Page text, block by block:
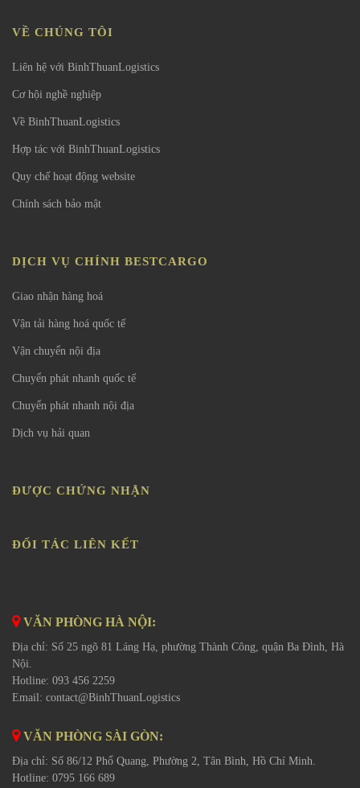
VỀ CHÚNG TÔI
Liên hệ với BinhThuanLogistics
Cơ hội nghề nghiệp
Về BinhThuanLogistics
Hợp tác với BinhThuanLogistics
Quy chế hoạt động website
Chính sách bảo mật
DỊCH VỤ CHÍNH BESTCARGO
Giao nhận hàng hoá
Vận tải hàng hoá quốc tế
Vận chuyển nội địa
Chuyển phát nhanh quốc tế
Chuyển phát nhanh nội địa
Dịch vụ hải quan
ĐƯỢC CHỨNG NHẬN
ĐỐI TÁC LIÊN KẾT
VĂN PHÒNG HÀ NỘI:
Địa chỉ: Số 25 ngõ 81 Láng Hạ, phường Thành Công, quận Ba Đình, Hà
Nội.
Hotline: 093 456 2259
Email: contact@BinhThuanLogistics
VĂN PHÒNG SÀI GÒN:
Địa chỉ: Số 86/12 Phổ Quang, Phường 2, Tân Bình, Hồ Chí Minh.
Hotline: 0795 166 689